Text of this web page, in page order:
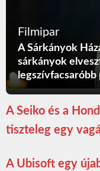
Filmipar
A Sárkányok
sárkányok
legszívfacsaróbb
A Seiko és a
tiszteleg egy
A Ubisoft egy